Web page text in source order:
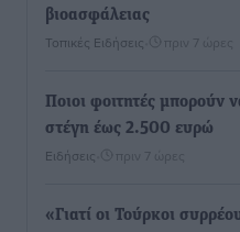
βιοασφάλειας
Τοπικές Ειδήσεις πριν 7 ώρες
Ποιοι φοιτητές μπορούν
στέγη έως 2.500 ευρώ
Ειδήσεις πριν 7 ώρες
«Γιατί οι Τούρκοι